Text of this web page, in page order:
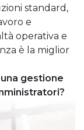
standard,
e
operativa e
è la miglior
gestione